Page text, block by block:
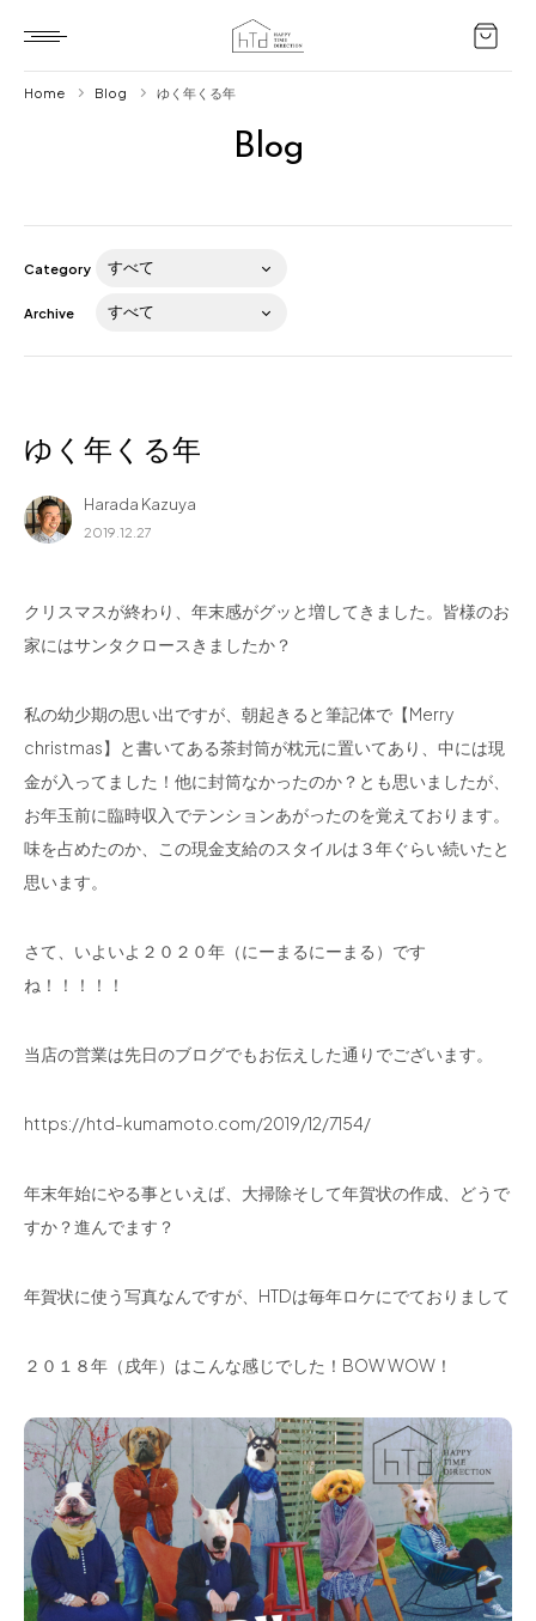
Blog
About us
Recruit
Contact
熊本店
096-274-8175
Blog
Home Blog ゆく年くる年
Category
Archive
ゆく年くる年
Harada Kazuya
2019.12.27
クリスマスが終わり、年末感がグッと増してきました。皆様のお
家にはサンタクロースきましたか？
私の幼少期の思い出ですが、朝起きると筆記体で【Merry
christmas】と書いてある茶封筒が枕元に置いてあり、中には現
金が入ってました！他に封筒なかったのか？とも思いましたが、
お年玉前に臨時収入でテンションあがったのを覚えております。
味を占めたのか、この現金支給のスタイルは３年ぐらい続いたと
思います。
さて、いよいよ２０２０年（にーまるにーまる）です
ね！！！！！
当店の営業は先日のブログでもお伝えした通りでございます。
https://htd-kumamoto.com/2019/12/7154/
年末年始にやる事といえば、大掃除そして年賀状の作成、どうで
すか？進んでます？
年賀状に使う写真なんですが、HTDは毎年ロケにでておりまして
２０１８年（戌年）はこんな感じでした！BOW WOW！